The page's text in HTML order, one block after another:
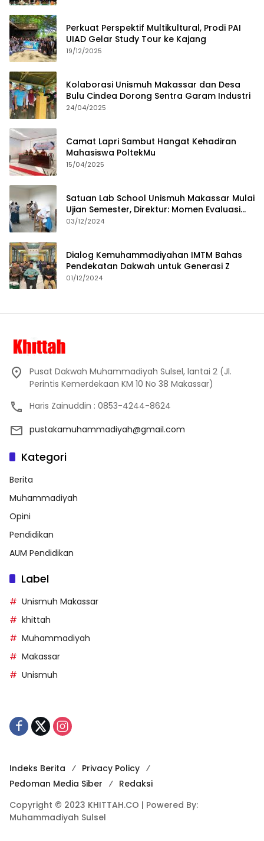
Perkuat Perspektif Multikultural, Prodi PAI
UIAD Gelar Study Tour ke Kajang
19/12/2025
Kolaborasi Unismuh Makassar dan Desa
Bulu Cindea Dorong Sentra Garam Industri
24/04/2025
Camat Lapri Sambut Hangat Kehadiran
Mahasiswa PoltekMu
15/04/2025
Satuan Lab School Unismuh Makassar Mulai
Ujian Semester, Direktur: Momen Evaluasi
Proses Pembelajaran
03/12/2024
Dialog Kemuhammadiyahan IMTM Bahas
Pendekatan Dakwah untuk Generasi Z
01/12/2024
Pusat Dakwah Muhammadiyah Sulsel, lantai 2 (Jl.
Perintis Kemerdekaan KM 10 No 38 Makassar)
Haris Zainuddin : 0853-4244-8624
pustakamuhammadiyah@gmail.com
Kategori
Berita
Muhammadiyah
Opini
Pendidikan
AUM Pendidikan
Label
Unismuh Makassar
khittah
Muhammadiyah
Makassar
Unismuh
Indeks Berita
Privacy Policy
Pedoman Media Siber
Redaksi
Copyright © 2023 KHITTAH.CO | Powered By:
Muhammadiyah Sulsel